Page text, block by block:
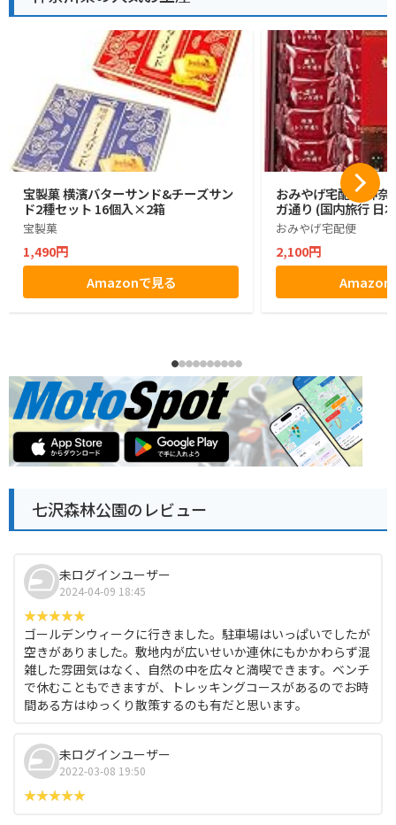
宝製菓 横濱バターサンド&チーズサン
ド2種セット 16個入×2箱
宝製菓
1,490円
Amazonで見る
おみやげ宅配便 神奈
ガ通り (国内旅行 日
おみやげ宅配便
2,100円
Amazon
七沢森林公園のレビュー
未ログインユーザー
2024-04-09 18:45
ゴールデンウィークに行きました。駐車場はいっぱいでしたが
空きがありました。敷地内が広いせいか連休にもかかわらず混
雑した雰囲気はなく、自然の中を広々と満喫できます。ベンチ
で休むこともできますが、トレッキングコースがあるのでお時
間ある方はゆっくり散策するのも有だと思います。
未ログインユーザー
2022-03-08 19:50